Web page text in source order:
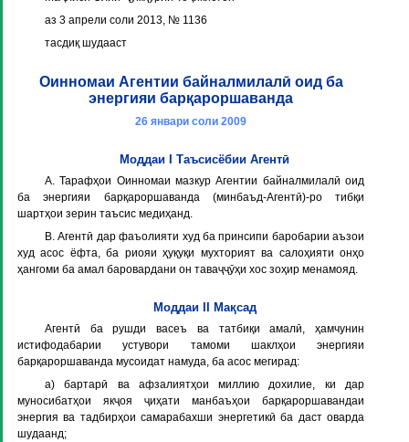
аз 3 апрели соли 2013, № 1136
тасдиқ шудааст
Оинномаи Агентии байналмилалӣ оид ба
энергияи барқароршаванда
26 январи соли 2009
Моддаи I Таъсисёбии Агентӣ
А. Тарафҳои Оинномаи мазкур Агентии байналмилалӣ оид
ба энергияи барқароршаванда (минбаъд-Агентӣ)-ро тибқи
шартҳои зерин таъсис медиҳанд.
В. Агентӣ дар фаъолияти худ ба принсипи баробарии аъзои
худ асос ёфта, ба риояи ҳуқуқи мухторият ва салоҳияти онҳо
ҳангоми ба амал баровардани он таваҷҷӯҳи хос зоҳир менамояд.
Моддаи II Мақсад
Агентӣ ба рушди васеъ ва татбиқи амалӣ, ҳамчунин
истифодабарии устувори тамоми шаклҳои энергияи
барқароршаванда мусоидат намуда, ба асос мегирад:
а) бартарӣ ва афзалиятҳои миллию дохилие, ки дар
муносибатҳои якҷоя ҷиҳати манбаъҳои барқароршавандаи
энергия ва тадбирҳои самарабахши энергетикӣ ба даст оварда
шудаанд;